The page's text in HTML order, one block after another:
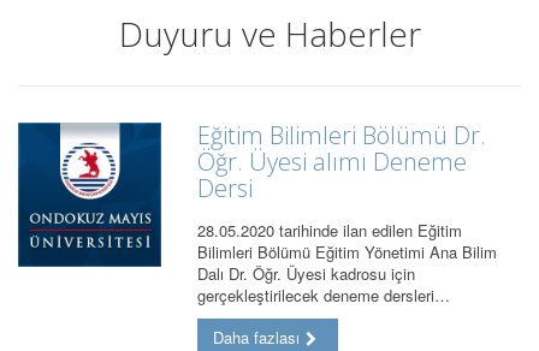
Duyuru ve Haberler
Eğitim Bilimleri Bölümü Dr.
Öğr. Üyesi alımı Deneme
Dersi
28.05.2020 tarihinde ilan edilen Eğitim
Bilimleri Bölümü Eğitim Yönetimi Ana Bilim
Dalı Dr. Öğr. Üyesi kadrosu için
gerçekleştirilecek deneme dersleri…
Daha fazlası